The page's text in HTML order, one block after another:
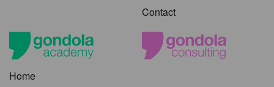
Contact
Home